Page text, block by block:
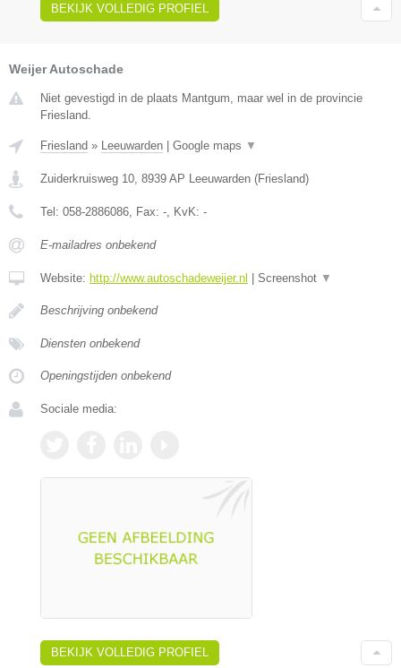
BEKIJK VOLLEDIG PROFIEL
Weijer Autoschade
Niet gevestigd in de plaats Mantgum, maar wel in de provincie
Friesland.
Friesland » Leeuwarden | Google maps ▼
Zuiderkruisweg 10 8939 AP Leeuwarden (Friesland)
Tel: 058-2886086 , Fax: - , KvK: -
E-mailadres onbekend
Website: http://www.autoschadeweijer.nl | Screenshot ▼
Beschrijving onbekend
Diensten onbekend
Openingstijden onbekend
Sociale media:
BEKIJK VOLLEDIG PROFIEL